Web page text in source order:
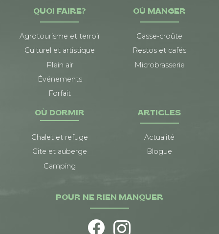
QUOI FAIRE?
Agrotourisme et terroir
Culturel et artistique
Plein air
Événements
Forfait
OÙ MANGER
Casse-croûte
Restos et cafés
Microbrasserie
OÙ DORMIR
Chalet et refuge
Gîte et auberge
Camping
ARTICLES
Actualité
Blogue
POUR NE RIEN MANQUER